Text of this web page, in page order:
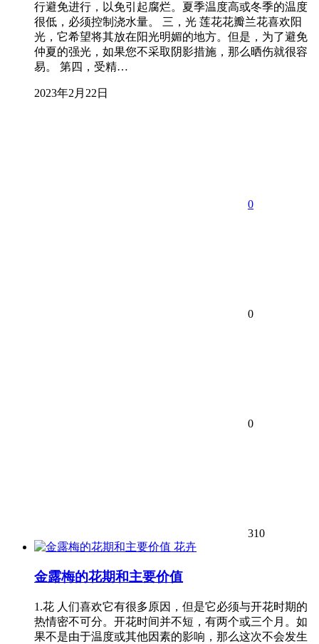
行避免进行，以免引起腐烂。夏季温度高或冬季的温度
很低，必须控制浇水量。 三，光 莲花花瓣兰花喜欢阳
光，它希望将其放在阳光明媚的地方。但是，为了避免
仲夏的强光，如果您不采取阴影措施，那么晒伤就很容
易。 第四，受精…
2023年2月22日
0
0
0
310
花卉
金露梅的花期和主要价值
1.花 人们喜欢它有很多原因，但是它必须与开花时期的
热情密不可分。开花时间并不短，有两个或三个月。如
果不是由于温度或其他因素的影响，那么这次不会发生